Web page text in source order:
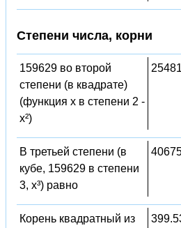
Степени числа, корни
159629 во второй
степени (в квадрате)
(функция x в степени 2 -
x²)
В третьей степени (в
кубе, 159629 в степени
3, x³) равно
Корень квадратный из